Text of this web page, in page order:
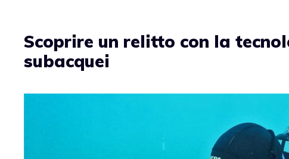
Scoprire un relitto con la
subacquei